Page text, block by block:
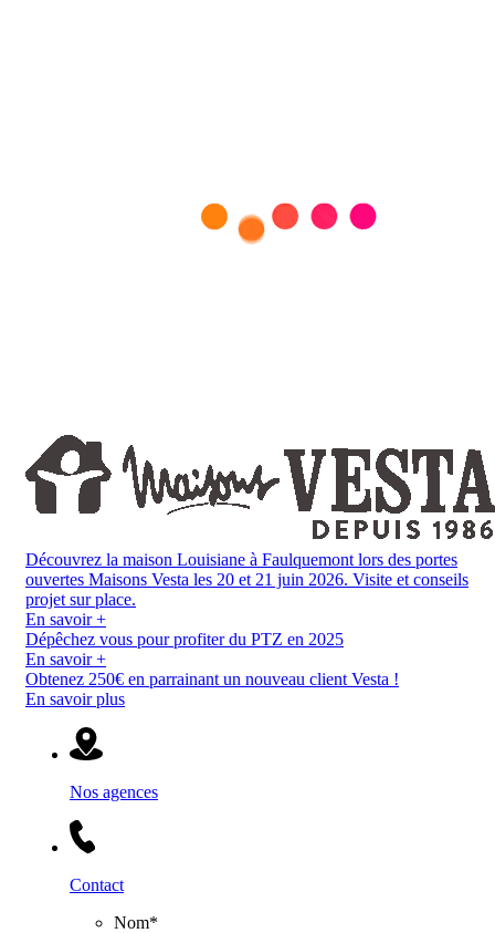
Découvrez la maison Louisiane à Faulquemont lors des portes
ouvertes Maisons Vesta les 20 et 21 juin 2026. Visite et conseils
projet sur place.
En savoir +
Dépêchez vous pour profiter du PTZ en 2025
En savoir +
Obtenez 250€ en parrainant un nouveau client Vesta !
En savoir plus
Nos agences
Contact
Nom*